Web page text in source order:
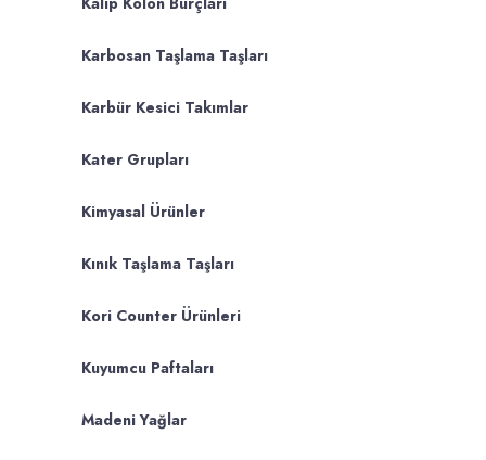
Karbosan Taşlama Taşları
Karbür Kesici Takımlar
Kater Grupları
Kimyasal Ürünler
Kınık Taşlama Taşları
Kori Counter Ürünleri
Kuyumcu Paftaları
Madeni Yağlar